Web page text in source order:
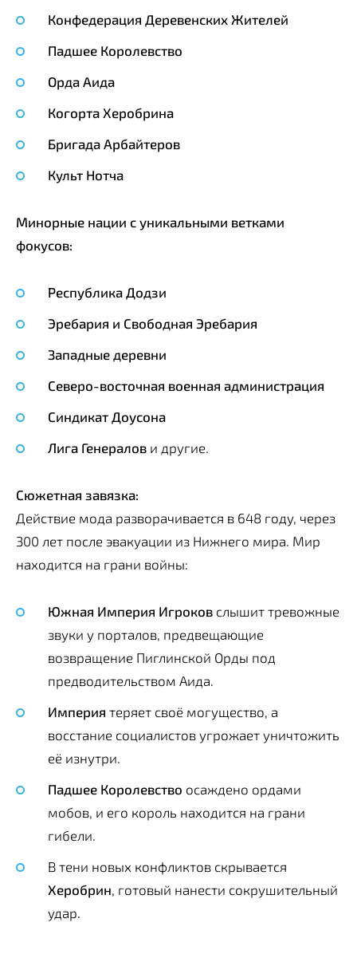
Конфедерация Деревенских Жителей
Падшее Королевство
Орда Аида
Когорта Херобрина
Бригада Арбайтеров
Культ Нотча
Минорные нации с уникальными ветками
фокусов:
Республика Додзи
Эребария и Свободная Эребария
Западные деревни
Северо-восточная военная администрация
Синдикат Доусона
Лига Генералов и другие.
Сюжетная завязка:
Действие мода разворачивается в 648 году, через
300 лет после эвакуации из Нижнего мира. Мир
находится на грани войны:
Южная Империя Игроков слышит тревожные
звуки у порталов, предвещающие
возвращение Пиглинской Орды под
предводительством Аида.
Империя теряет своё могущество, а
восстание социалистов угрожает уничтожить
её изнутри.
Падшее Королевство осаждено ордами
мобов, и его король находится на грани
гибели.
В тени новых конфликтов скрывается
Херобрин , готовый нанести сокрушительный
удар.